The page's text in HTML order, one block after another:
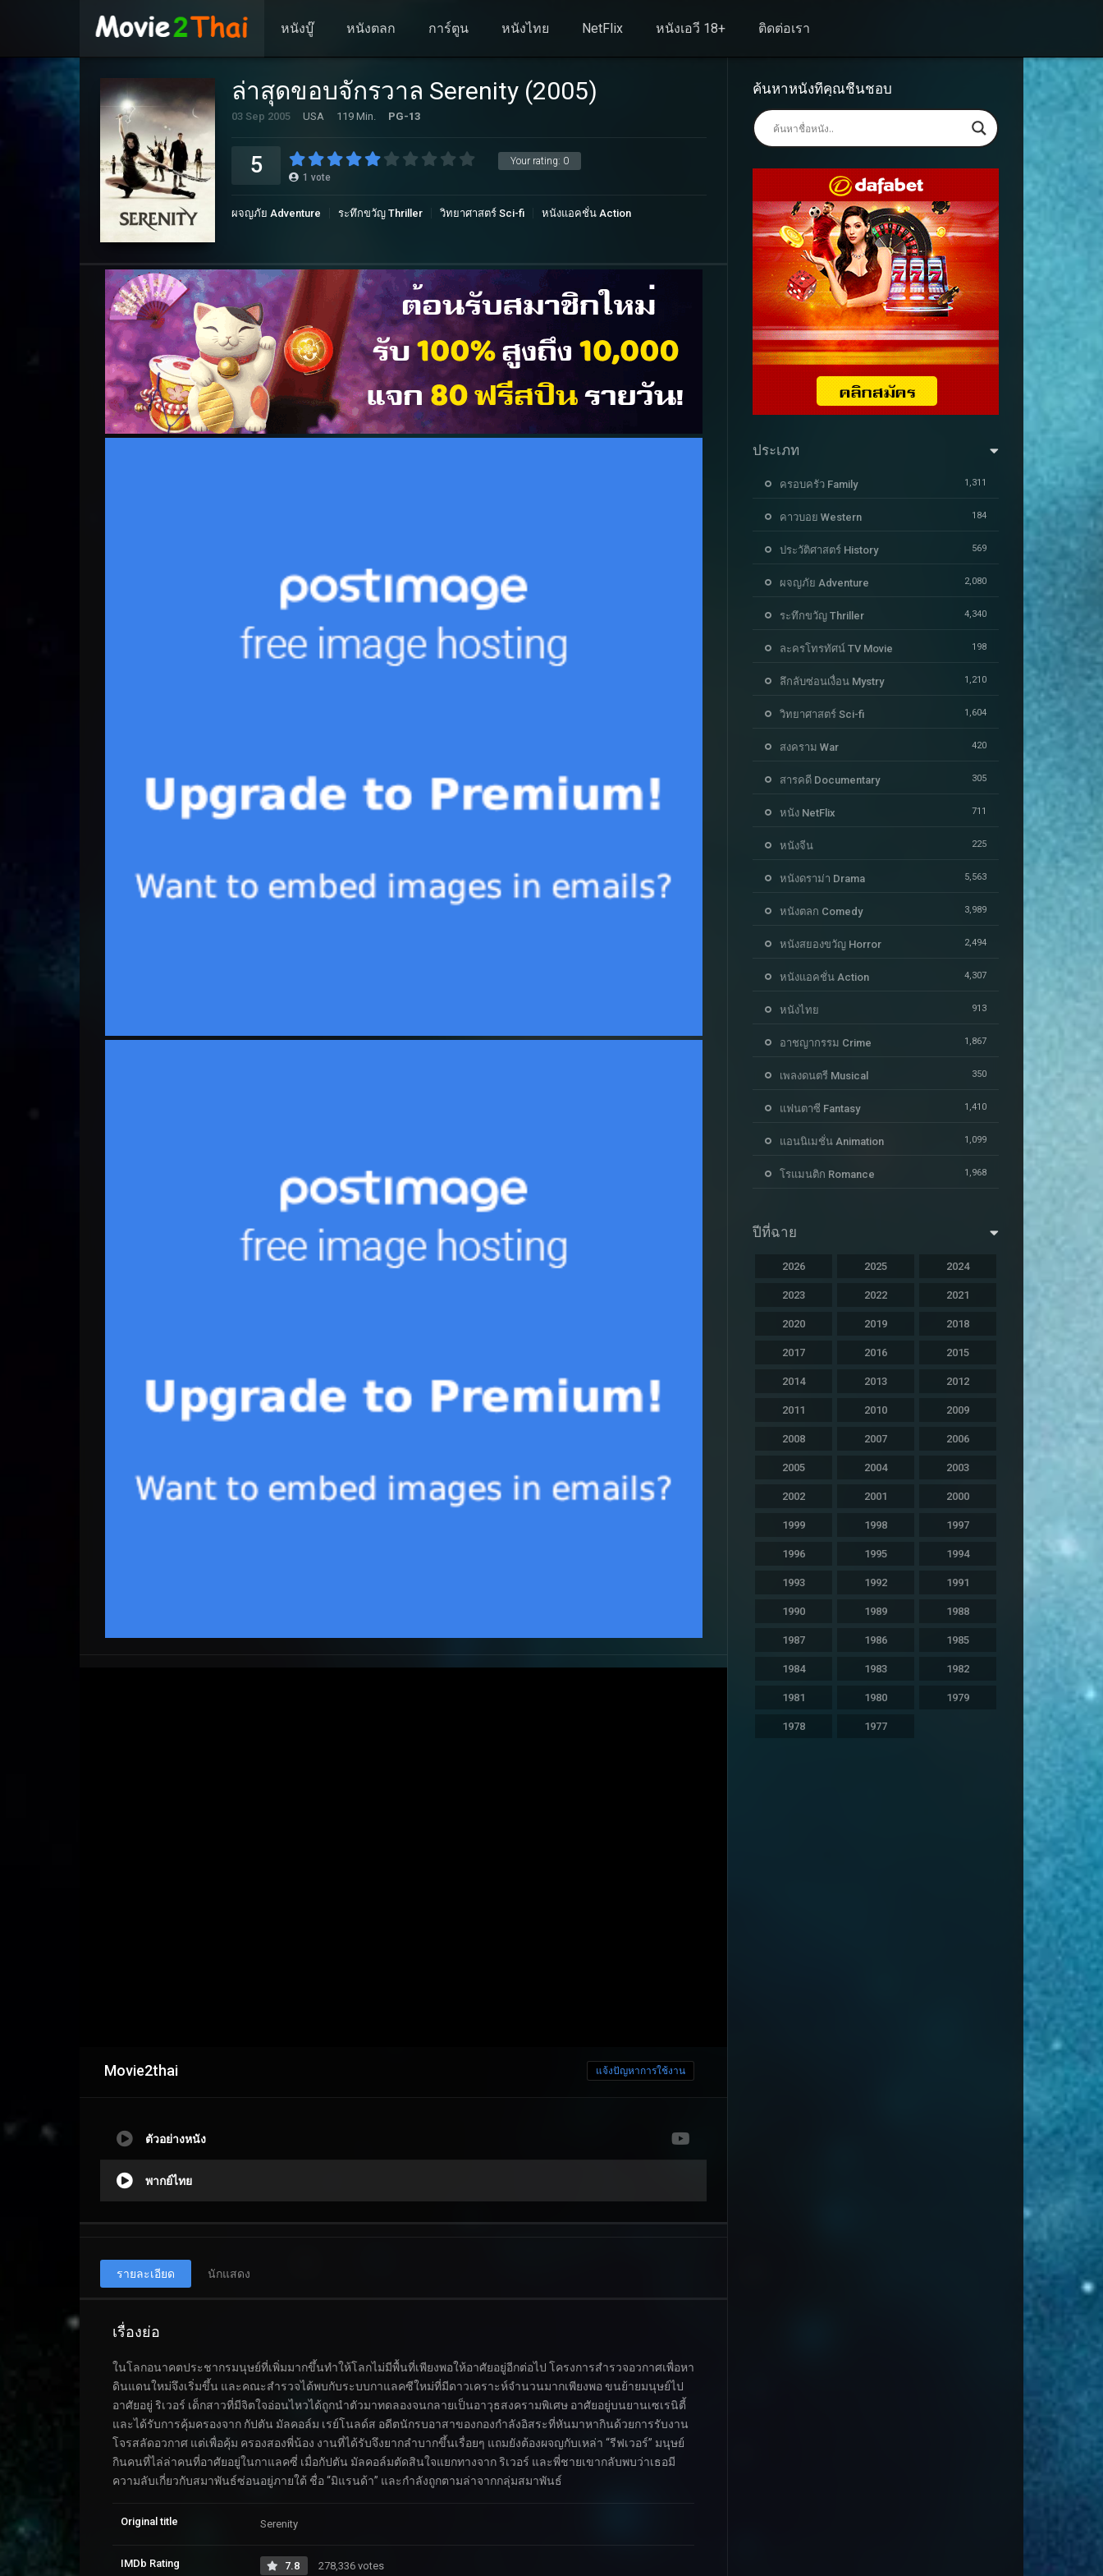
หนังบู๊ หนังตลก การ์ตูน หนังไทย NetFlix หนังเอวี 18+ ติดต่อเรา
ล่าสุดขอบจักรวาล Serenity (2005)
03 Sep 2005 USA 119 Min. PG-13
Your rating: 0
5 1 vote
ผจญภัย Adventure ระทึกขวัญ Thriller วิทยาศาสตร์ Sci-fi หนังแอคชั่น Action
Movie2thai แจ้งปัญหาการใช้งาน
ตัวอย่างหนัง
พากย์ไทย
รายละเอียด นักแสดง
เรื่องย่อ
ในโลกอนาคตประชากรมนุษย์ที่เพิ่มมากขึ้นทำให้โลกไม่มีพื้นที่เพียงพอให้อาศัยอยู่อีกต่อไป โครงการสำรวจอวกาศเพื่อหา
ดินแดนใหม่จึงเริ่มขึ้น และคณะสำรวจได้พบกับระบบกาแลคซีใหม่ที่มีดาวเคราะห์จำนวนมากเพียงพอ ขนย้ายมนุษย์ไป
อาศัยอยู่ ริเวอร์ เด็กสาวที่มีจิตใจอ่อนไหวได้ถูกนำตัวมาทดลองจนกลายเป็นอาวุธสงครามพิเศษ อาศัยอยู่บนยานเซเรนิตี้
และได้รับการคุ้มครองจาก กัปตัน มัลคอล์ม เรย์โนลด์ส อดีตนักรบอาสาของกองกำลังอิสระที่หันมาหากินด้วยการรับงาน
โจรสลัดอวกาศ แต่เพื่อคุ้ม ครองสองพี่น้อง งานที่ได้รับจึงยากลำบากขึ้นเรื่อยๆ แถมยังต้องผจญกับเหล่า “รีฟเวอร์” มนุษย์
กินคนที่ไล่ล่าคนที่อาศัยอยู่ในกาแลคซี่ เมื่อกัปตัน มัลคอล์มตัดสินใจแยกทางจาก ริเวอร์ และพี่ชายเขากลับพบว่าเธอมี
ความลับเกี่ยวกับสมาพันธ์ซ่อนอยู่ภายใต้ ชื่อ “มิแรนด้า” และกำลังถูกตามล่าจากกลุ่มสมาพันธ์
Original title Serenity
IMDb Rating 7.8 278,336 votes
ค้นหาหนังที่คุณชื่นชอบ
ประเภท
ครอบครัว Family 1,311
คาวบอย Western 184
ประวัติศาสตร์ History 569
ผจญภัย Adventure 2,080
ระทึกขวัญ Thriller 4,340
ละครโทรทัศน์ TV Movie 198
ลึกลับซ่อนเงื่อน Mystry 1,210
วิทยาศาสตร์ Sci-fi 1,604
สงคราม War 420
สารคดี Documentary 305
หนัง NetFlix 711
หนังจีน 225
หนังดราม่า Drama 5,563
หนังตลก Comedy 3,989
หนังสยองขวัญ Horror 2,494
หนังแอคชั่น Action 4,307
หนังไทย 913
อาชญากรรม Crime 1,867
เพลงดนตรี Musical 350
แฟนตาซี Fantasy 1,410
แอนนิเมชั่น Animation 1,099
โรแมนติก Romance 1,968
ปีที่ฉาย
2026 2025 2024
2023 2022 2021
2020 2019 2018
2017 2016 2015
2014 2013 2012
2011 2010 2009
2008 2007 2006
2005 2004 2003
2002 2001 2000
1999 1998 1997
1996 1995 1994
1993 1992 1991
1990 1989 1988
1987 1986 1985
1984 1983 1982
1981 1980 1979
1978 1977